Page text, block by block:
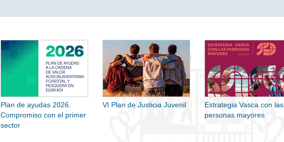
Plan de ayudas 2026.
Compromiso con el primer
sector
VI Plan de Justicia Juvenil
Estrategia Vasca con las
personas mayores